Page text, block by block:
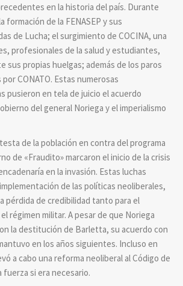
en la historia del país. Durante
formación de la FENASEP y sus
de Lucha; el surgimiento de COCINA, una
profesionales de la salud y estudiantes,
sus propias huelgas; además de los paros
CONATO. Estas numerosas
pusieron en tela de juicio el acuerdo
del general Noriega y el imperialismo
de la población en contra del programa
de «Fraudito» marcaron el inicio de la crisis
en la invasión. Estas luchas
de las políticas neoliberales,
pérdida de credibilidad tanto para el
régimen militar. A pesar de que Noriega
la destitución de Barletta, su acuerdo con
en los años siguientes. Incluso en
a cabo una reforma neoliberal al Código de
fuerza si era necesario.